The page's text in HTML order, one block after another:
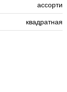
ассорти
квадратная